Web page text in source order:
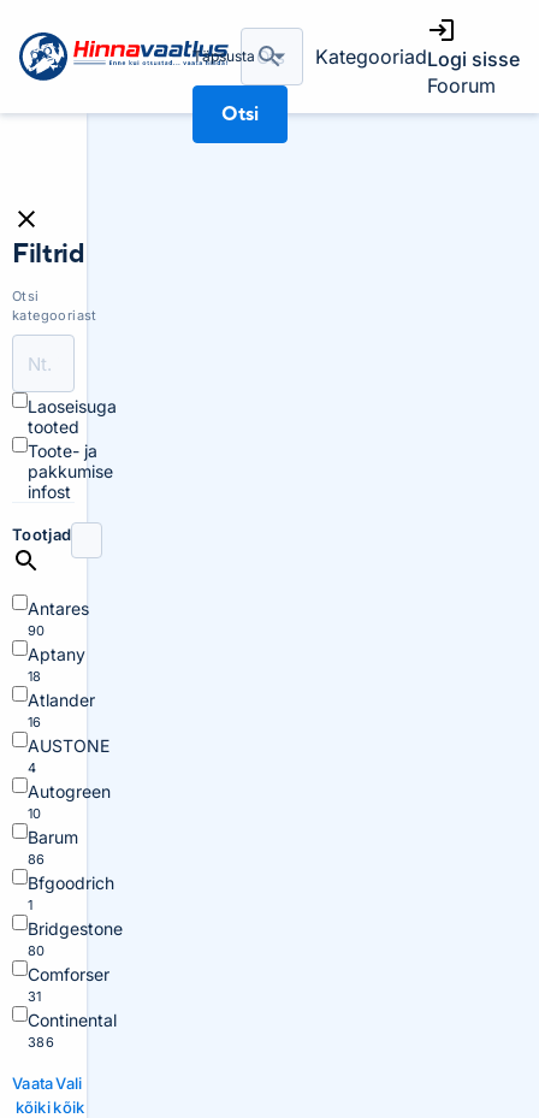
Täpsusta
Otsi
KategooriadLogi sisse
Foorum
Filtrid
Otsi
kategooriast
Laoseisuga
tooted
Toote- ja
pakkumise
infost
Tootjad
Antares
90
Aptany
18
Atlander
16
AUSTONE
4
Autogreen
10
Barum
86
Bfgoodrich
1
Bridgestone
80
Comforser
31
Continental
386
Vaata
kõiki
Vali
kõik